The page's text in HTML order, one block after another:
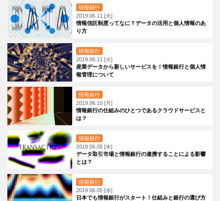
情報銀行
2019.06.11 [火]
情報信託制度ってなに？データの活用と個人情報のあ
り方
情報銀行
2019.06.11 [火]
産業データから新しいサービスを！情報銀行と個人情
報管理について
情報銀行
2019.06.10 [月]
情報銀行の仕組みのひとつであるクラウドサービスと
は？
情報銀行
2019.06.05 [水]
データ取引市場と情報銀行の連携することによる影響
とは？
情報銀行
2019.06.05 [水]
日本でも情報銀行がスタート！仕組みと銀行の選び方